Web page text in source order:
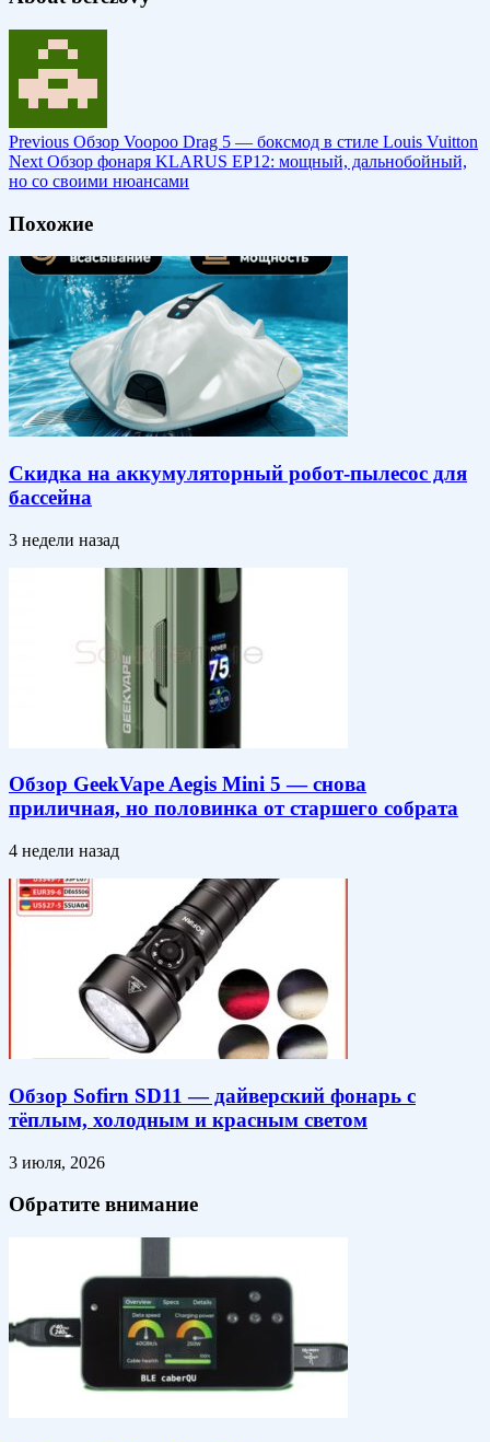
Previous Обзор Voopoo Drag 5 — боксмод в стиле Louis Vuitton
Next Обзор фонаря KLARUS EP12: мощный, дальнобойный,
но со своими нюансами
Похожие
Скидка на аккумуляторный робот-пылесос для
бассейна
3 недели назад
Обзор GeekVape Aegis Mini 5 — снова
приличная, но половинка от старшего собрата
4 недели назад
Обзор Sofirn SD11 — дайверский фонарь с
тёплым, холодным и красным светом
3 июля, 2026
Обратите внимание